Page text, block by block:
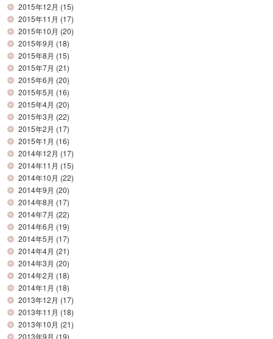
2015年12月 (15)
2015年11月 (17)
2015年10月 (20)
2015年9月 (18)
2015年8月 (15)
2015年7月 (21)
2015年6月 (20)
2015年5月 (16)
2015年4月 (20)
2015年3月 (22)
2015年2月 (17)
2015年1月 (16)
2014年12月 (17)
2014年11月 (15)
2014年10月 (22)
2014年9月 (20)
2014年8月 (17)
2014年7月 (22)
2014年6月 (19)
2014年5月 (17)
2014年4月 (21)
2014年3月 (20)
2014年2月 (18)
2014年1月 (18)
2013年12月 (17)
2013年11月 (18)
2013年10月 (21)
2013年9月 (19)